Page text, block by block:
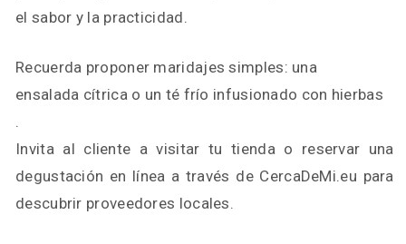
el sabor y la practicidad.
Recuerda proponer maridajes simples: una
ensalada cítrica o un té frío infusionado con hierbas
.
Invita al cliente a visitar tu tienda o reservar una
degustación en línea a través de CercaDeMi.eu para
descubrir proveedores locales.